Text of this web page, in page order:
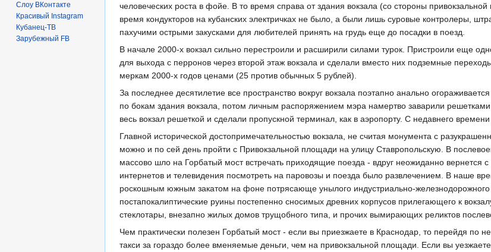
человеческих роста в фойе. В то время справа от здания вокзала (со стороны
время кондукторов на кубанских электричках не было, а были лишь суровые контролеры,
пахучими острыми закусками для любителей принять на грудь еще до посадки в поезд.
В начале 2000-х вокзал сильно перестроили и расширили силами турок. Пристроили еще
для выхода с перронов через второй этаж вокзала и сделали вместо них подземные
меркам 2000-х годов ценами (25 против обычных 5 рублей).
За последнее десятилетие все пространство вокруг вокзала поэтапно анально
по бокам здания вокзала, потом личным распоряжением мэра намертво заварили
весь вокзал решеткой и сделали пропускной терминал, как в аэропорту. С недавнего
Главной исторической достопримечательностью вокзала, не считая монумента с
можно и по сей день пройти с Привокзальной площади на улицу Ставропольскую. В
массово шло на Горбатый мост встречать приходящие поезда - вдруг неожиданно вернется
интернетов и телевидения посмотреть на паровозы и поезда было развлечением. В наше
роскошным южным закатом на фоне потрясающе унылого индустриально-
постапокалиптические руины постепенно сносимых древних корпусов прилегающего к
стеклотары, внезапно жилых домов трущобного типа, и прочих вымирающих реликтов
Чем практически полезен Горбатый мост - если вы приезжаете в Краснодар, то перейдя по
такси за гораздо более вменяемые деньги, чем на привокзальной площади. Если вы
Слоу ВКонтакте
Красивый Instagram
Кубанец-ТВ
Зарубежный FB